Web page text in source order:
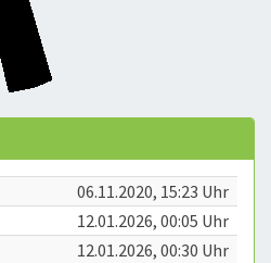
06.11.2020, 15:23 Uhr
12.01.2026, 00:05 Uhr
12.01.2026, 00:30 Uhr